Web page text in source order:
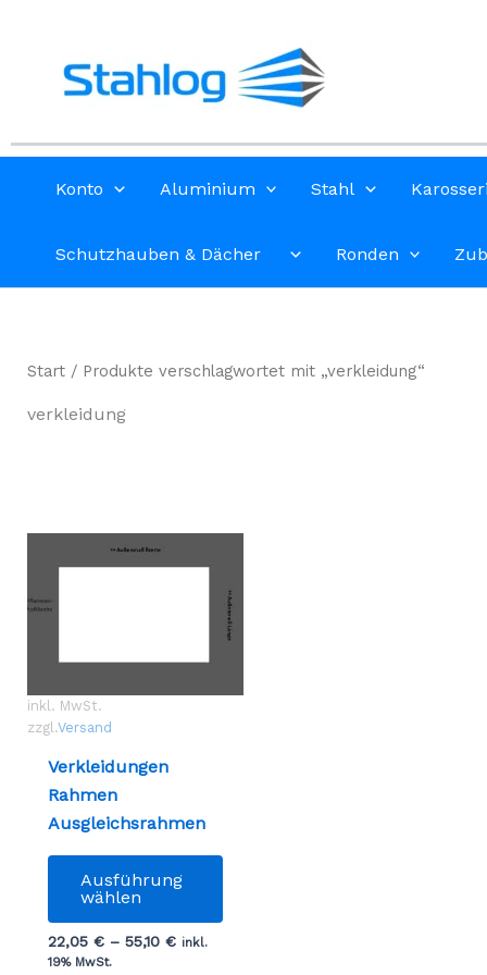
springen
Konto Aluminium Stahl
Schutzhauben & Dächer Ronden
Start / Produkte verschlagwortet mit „verkleidung“
verkleidung
inkl. MwSt.
zzgl.Versand
Verkleidungen
Rahmen
Ausgleichsrahmen
Ausführung
wählen
Dieses
weist
22,05€ –55,10€ inkl.
19% MwSt.